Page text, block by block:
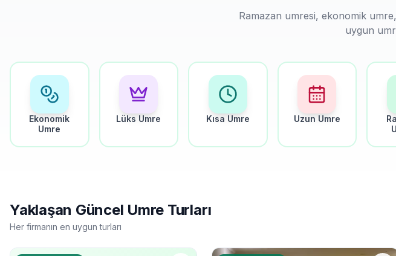
Ramazan umresi, ekonomik
uygun
Ekonomik
Umre
Lüks Umre Kısa Umre Uzun Umre
Yaklaşan Güncel Umre Turları
Her firmanın en uygun turları